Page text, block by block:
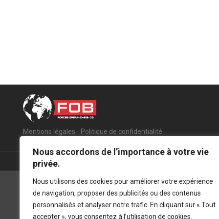
Nous accordons de l’importance à votre vie
privée.
Nous utilisons des cookies pour améliorer votre expérience
de navigation, proposer des publicités ou des contenus
personnalisés et analyser notre trafic. En cliquant sur « Tout
accepter », vous consentez à l’utilisation de cookies.
Mentions légales - Politique de confidentialité